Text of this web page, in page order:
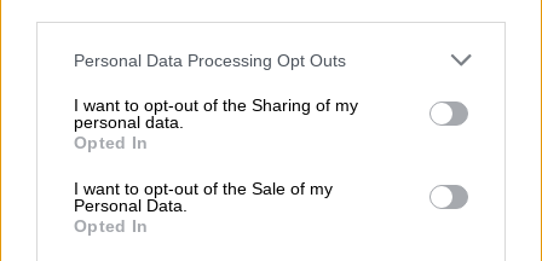
Please note that this website/app uses one or more Google
not limited to your visit or usage behaviour. You may click to
grant or deny consent to Google and its third-party tags to
use your data for below specified purposes in below Google
consent section.
Personal Data Processing Opt Outs
I want to opt-out of the Sharing of my
personal data.
Opted In
I want to opt-out of the Sale of my
Personal Data.
Opted In
βιωσιμότητα της επιχείρησής του τους
επόμενους 6 μήνες,
Tο 15% από όσους απασχολούν
εργαζομένους θεωρεί «Σίγουρα»
υπαρκτό το ενδεχόμενο απολύσεων -
και άλλο ένα 25% απαντά «Μάλλον»,
Η έρευνα επίσης δείχνει την ανάγκη